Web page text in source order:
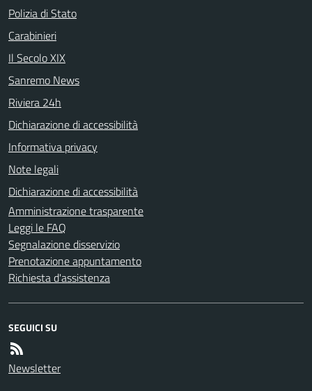
Polizia di Stato
Carabinieri
Il Secolo XIX
Sanremo News
Riviera 24h
Dichiarazione di accessibilità
Informativa privacy
Note legali
Dichiarazione di accessibilità
Amministrazione trasparente
Leggi le FAQ
Segnalazione disservizio
Prenotazione appuntamento
Richiesta d'assistenza
SEGUICI SU
Newsletter